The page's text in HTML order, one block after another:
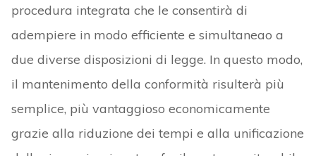
procedura integrata che le consentirà di
adempiere in modo efficiente e simultaneao a
due diverse disposizioni di legge. In questo modo,
il mantenimento della conformità risulterà più
semplice, più vantaggioso economicamente
grazie alla riduzione dei tempi e alla unificazione